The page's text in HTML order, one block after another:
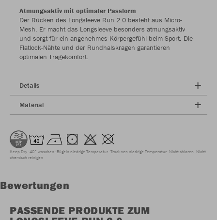
Atmungsaktiv mit optimaler Passform
Der Rücken des Longsleeve Run 2.0 besteht aus Micro-
Mesh. Er macht das Longsleeve besonders atmungsaktiv
und sorgt für ein angenehmes Körpergefühl beim Sport. Die
Flatlock-Nähte und der Rundhalskragen garantieren
optimalen Tragekomfort.
Details
Material
Keep Dry 40° waschen Bügeln niedrige Temperatur Trocknen niedrige Temperatur Nicht chloren Nicht
chemisch reinigen
Bewertungen
PASSENDE PRODUKTE ZUM